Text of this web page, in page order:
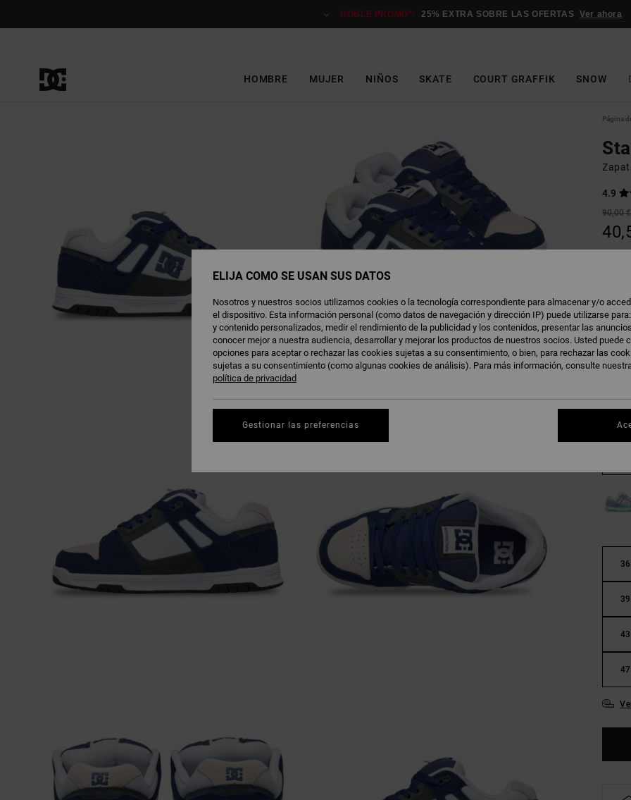
DOBLE PROMO*: 25% EXTRA SOBRE LAS OFERTAS Ver ahora
HOMBRE MUJER NIÑOS SKATE COURT GRAFFIK SNOW
Página
4.9
90,00 €
Color
36
39
43
47
ELIJA CÓMO SE USAN SUS DATOS
Nosotros y nuestros socios utilizamos cookies o la tecnología correspondiente para almacenar y/o
el dispositivo. Esta información personal (como datos de navegación y dirección IP) puede utilizarse
y contenido personalizados, medir el rendimiento de la publicidad y los contenidos, presentar las
conocer mejor a nuestra audiencia, desarrollar y mejorar los productos de nuestros socios. Usted puede
opciones para aceptar o rechazar las cookies sujetas a su consentimiento, o bien, para rechazar las
sujetas a su consentimiento (como algunas cookies de análisis). Para más información, consulte
política de privacidad
Gestionar las preferencias